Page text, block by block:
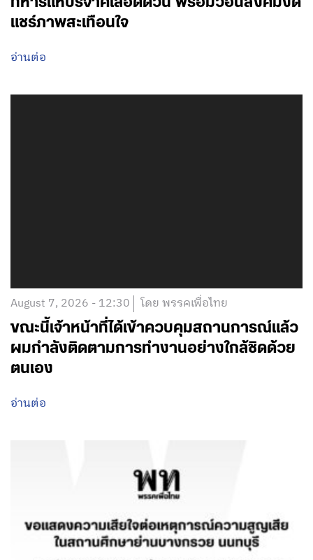
แชร์ภาพสะเทือนใจ
อ่านต่อ
August 7, 2026 - 12:30 โดย พรรคเพื่อไทย
ขณะนี้เจ้าหน้าที่ได้เข้าควบคุมสถานการณ์แล้ว
ผมกำลังติดตามการทำงานอย่างใกล้ชิดด้วย
ตนเอง
อ่านต่อ